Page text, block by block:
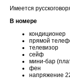
Имеется
В номере
кондиционер
прямой
телевизор
сейф
мини-бар
фен
напряжение